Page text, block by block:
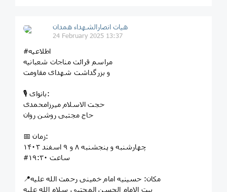
هیات انصارالشهداء همدان
24 February 2025 13:37
#اطلاعیه
مراسم قرائت مناجات شعبانیه
و بزرگداشت شهدای مقاومت
🎙 بانوای:
حجت الاسلام میرزامحمدی
حاج مجتبی روشن روان
📅 زمان:
چهارشنبه و پنجشنبه ۸ و ۹ اسفند ۱۴۰۳
#ساعت ۱۹:۳۰
📍مکان: حسینیه امام خمینی رحمت الله علیه
بیت الامام الحسن المجتبی سلام الله علیه